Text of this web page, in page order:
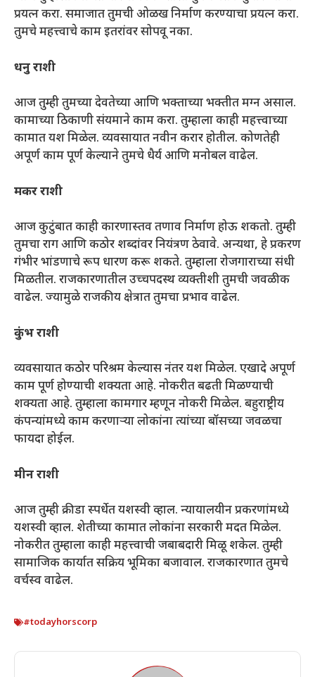
प्रयत्न करा. समाजात तुमची ओळख निर्माण करण्याचा प्रयत्न करा.
तुमचे महत्त्वाचे काम इतरांवर सोपवू नका.
धनु राशी
आज तुम्ही तुमच्या देवतेच्या आणि भक्ताच्या भक्तीत मग्न असाल.
कामाच्या ठिकाणी संयमाने काम करा. तुम्हाला काही महत्त्वाच्या
कामात यश मिळेल. व्यवसायात नवीन करार होतील. कोणतेही
अपूर्ण काम पूर्ण केल्याने तुमचे धैर्य आणि मनोबल वाढेल.
मकर राशी
आज कुटुंबात काही कारणास्तव तणाव निर्माण होऊ शकतो. तुम्ही
तुमचा राग आणि कठोर शब्दांवर नियंत्रण ठेवावे. अन्यथा, हे प्रकरण
गंभीर भांडणाचे रूप धारण करू शकते. तुम्हाला रोजगाराच्या संधी
मिळतील. राजकारणातील उच्चपदस्थ व्यक्तीशी तुमची जवळीक
वाढेल. ज्यामुळे राजकीय क्षेत्रात तुमचा प्रभाव वाढेल.
कुंभ राशी
व्यवसायात कठोर परिश्रम केल्यास नंतर यश मिळेल. एखादे अपूर्ण
काम पूर्ण होण्याची शक्यता आहे. नोकरीत बढती मिळण्याची
शक्यता आहे. तुम्हाला कामगार म्हणून नोकरी मिळेल. बहुराष्ट्रीय
कंपन्यांमध्ये काम करणाऱ्या लोकांना त्यांच्या बॉसच्या जवळचा
फायदा होईल.
मीन राशी
आज तुम्ही क्रीडा स्पर्धेत यशस्वी व्हाल. न्यायालयीन प्रकरणांमध्ये
यशस्वी व्हाल. शेतीच्या कामात लोकांना सरकारी मदत मिळेल.
नोकरीत तुम्हाला काही महत्त्वाची जबाबदारी मिळू शकेल. तुम्ही
सामाजिक कार्यात सक्रिय भूमिका बजावाल. राजकारणात तुमचे
वर्चस्व वाढेल.
#todayhorscorp